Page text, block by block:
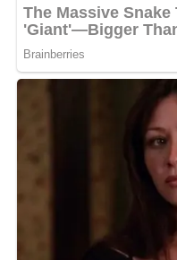
Pour garantir le succès
une logistique
chaque localité.
déjà les populations
connectées sur les
pour les
points de vente. Cette
comme une
mais aussi comme
de fraternité à travers